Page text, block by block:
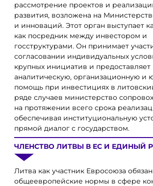
рассмотрение проектов и
развития, возложена на
и инноваций. Этот орган выступает
как посредник между инвестором и
госструктурами. Он принимает
согласовании индивидуальных
крупных инициатив и предоставляет
аналитическую, организационную и
помощь при инвестициях в
ряде случаев министерство
на протяжении всего срока
обеспечивая институциональную
прямой диалог с государством.
ЧЛЕНСТВО ЛИТВЫ В ЕС И ЕДИНЫЙ
Литва как участник Евросоюза
общеевропейские нормы в сфере